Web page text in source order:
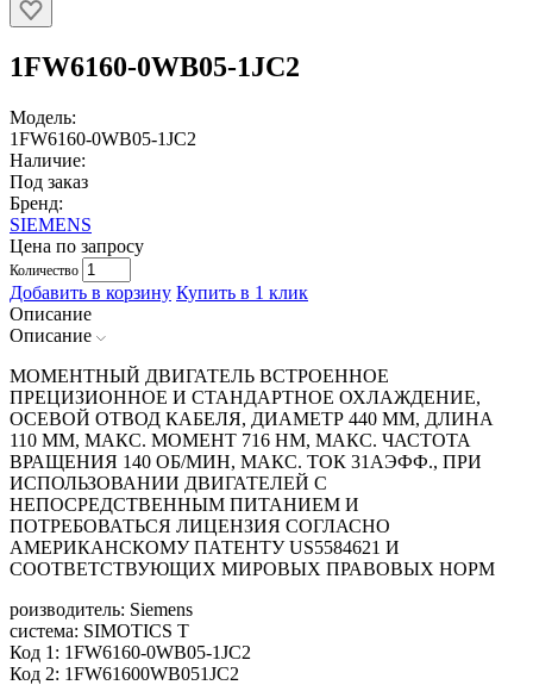
1FW6160-0WB05-1JC2
Модель:
1FW6160-0WB05-1JC2
Наличие:
Под заказ
Бренд:
SIEMENS
Цена по запросу
Количество
Добавить в корзину Купить в 1 клик
Описание
Описание
МОМЕНТНЫЙ ДВИГАТЕЛЬ ВСТРОЕННОЕ
ПРЕЦИЗИОННОЕ И СТАНДАРТНОЕ ОХЛАЖДЕНИЕ,
ОСЕВОЙ ОТВОД КАБЕЛЯ, ДИАМЕТР 440 ММ, ДЛИНА
110 ММ, МАКС. МОМЕНТ 716 HM, МАКС. ЧАСТОТА
ВРАЩЕНИЯ 140 ОБ/MИН, МАКС. ТОК 31АЭФФ., ПРИ
ИСПОЛЬЗОВАНИИ ДВИГАТЕЛЕЙ С
НЕПОСРЕДСТВЕННЫМ ПИТАНИЕМ И
ПОТРЕБОВАТЬСЯ ЛИЦЕНЗИЯ СОГЛАСНО
АМЕРИКАНСКОМУ ПАТЕНТУ US5584621 И
СООТВЕТСТВУЮЩИХ МИРОВЫХ ПРАВОВЫХ НОРМ
роизводитель: Siemens
система: SIMOTICS T
Код 1: 1FW6160-0WB05-1JC2
Код 2: 1FW61600WB051JC2